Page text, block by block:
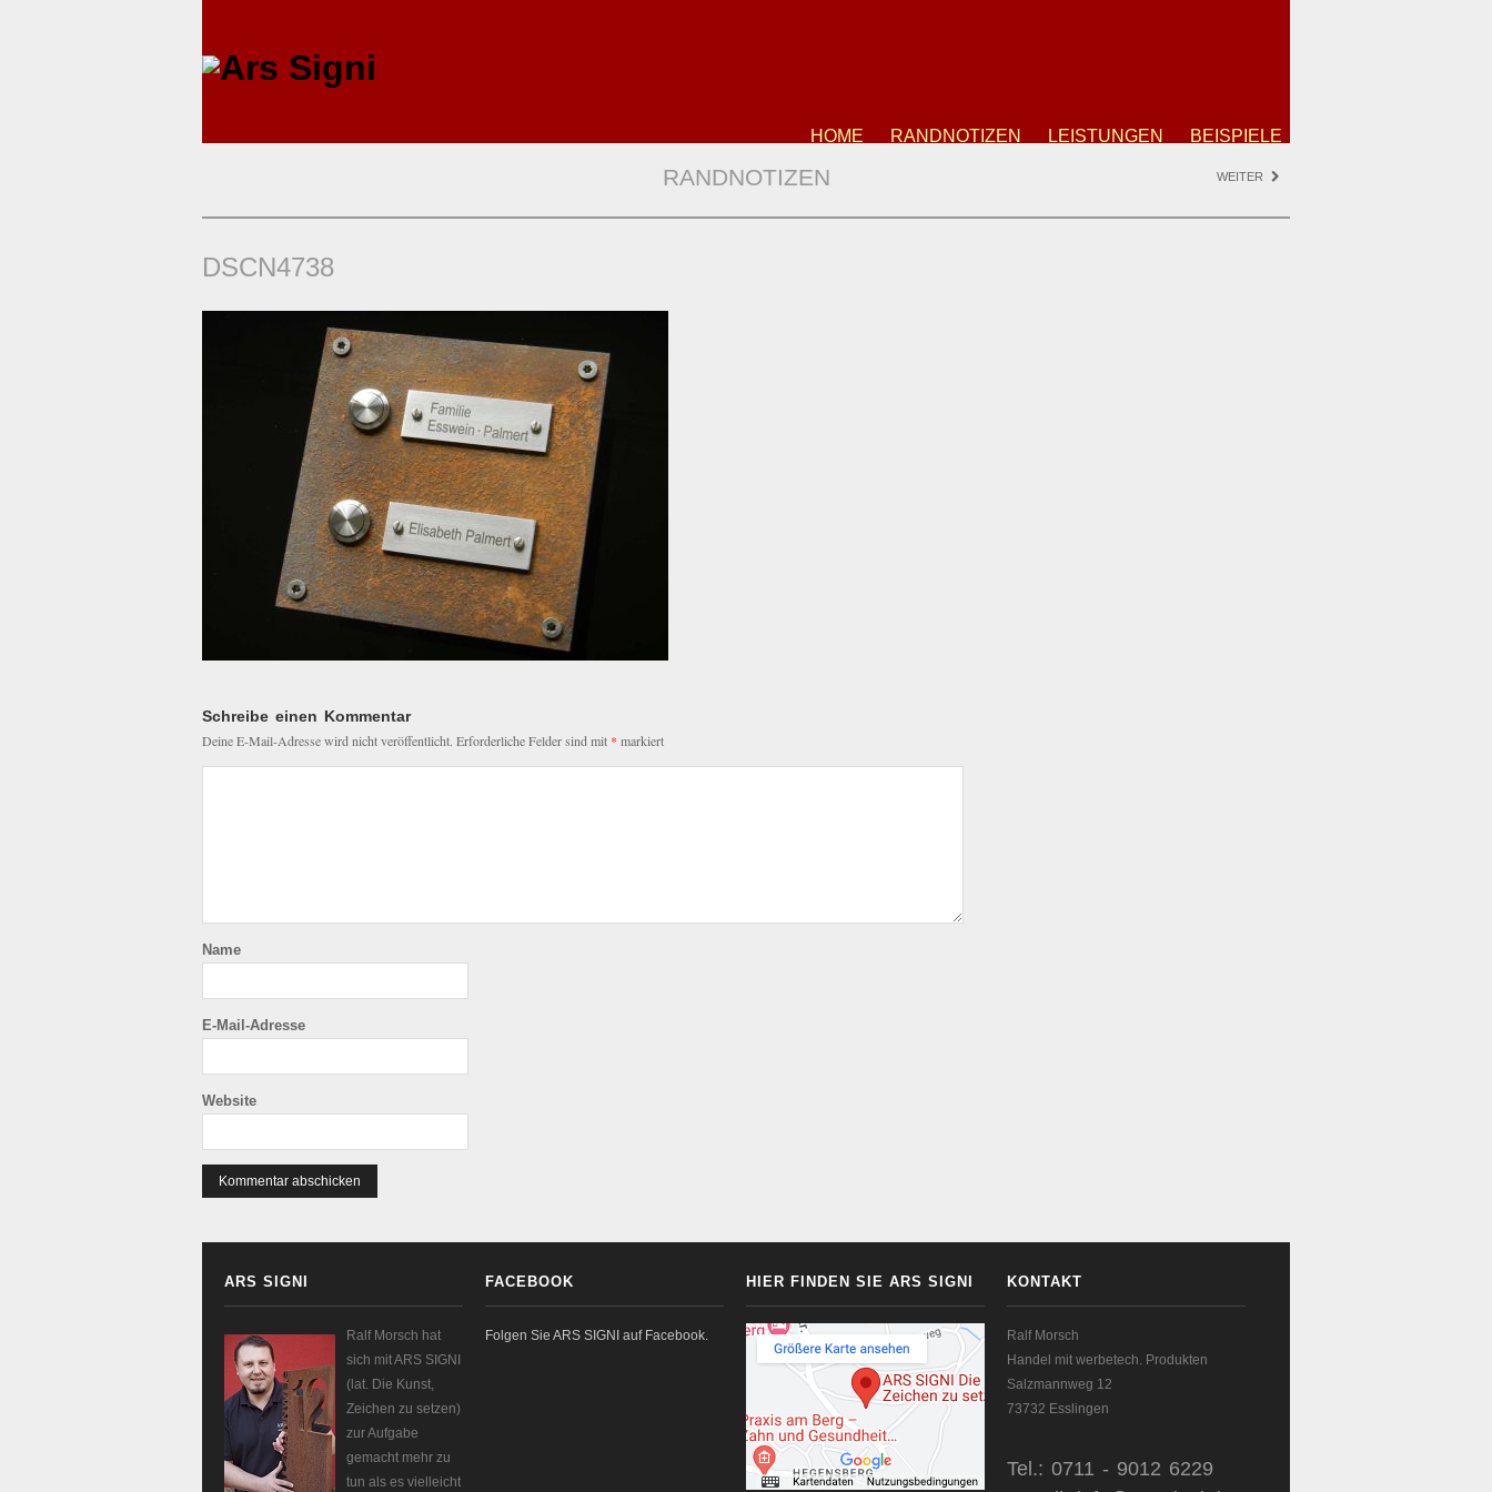
HOME RANDNOTIZEN LEISTUNGEN BEISPIELE
RANDNOTIZEN WEITER
DSCN4738
Schreibe einen Kommentar
Deine E-Mail-Adresse wird nicht veröffentlicht. Erforderliche Felder sind mit * markiert
Name
E-Mail-Adresse
Website
ARS SIGNI
Ralf Morsch hat
sich mit ARS SIGNI
(lat. Die Kunst,
Zeichen zu setzen)
zur Aufgabe
gemacht mehr zu
tun als es vielleicht
FACEBOOK
Folgen Sie ARS SIGNI auf Facebook.
HIER FINDEN SIE ARS SIGNI KONTAKT
Ralf Morsch
Handel mit werbetech. Produkten
Salzmannweg 12
73732 Esslingen
Tel.: 0711 - 9012 6229